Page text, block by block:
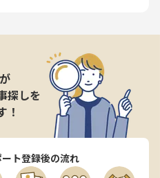
が
探しを
！
ート登録後の流れ